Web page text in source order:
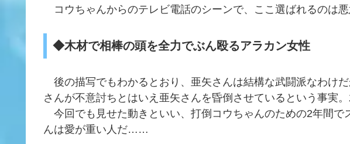
コウちゃんからのテレビ電話のシーンで、ここ選ばれるのは
◆木材で相棒の頭を全力でぶん殴るアラカン女性
後の描写でもわかるとおり、亜矢さんは結構な武闘派なわけ
さんが不意討ちとはいえ亜矢さんを昏倒させているという事実。
今回でも見せた動きといい、打倒コウちゃんのための2年間で
んは愛が重い人だ……